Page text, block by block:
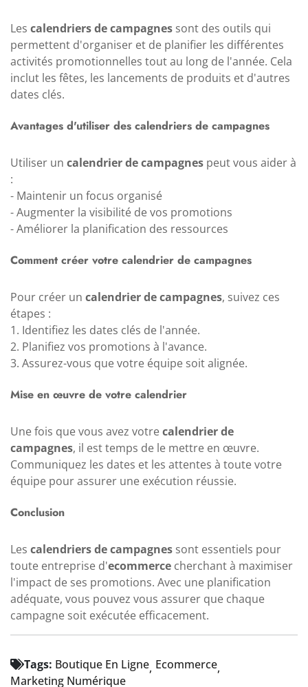
Les calendriers de campagnes sont des outils qui
permettent d'organiser et de planifier les différentes
activités promotionnelles tout au long de l'année. Cela
inclut les fêtes, les lancements de produits et d'autres
dates clés.
Avantages d'utiliser des calendriers de campagnes
Utiliser un calendrier de campagnes peut vous aider à
:
- Maintenir un focus organisé
- Augmenter la visibilité de vos promotions
- Améliorer la planification des ressources
Comment créer votre calendrier de campagnes
Pour créer un calendrier de campagnes, suivez ces
étapes :
1. Identifiez les dates clés de l'année.
2. Planifiez vos promotions à l'avance.
3. Assurez-vous que votre équipe soit alignée.
Mise en œuvre de votre calendrier
Une fois que vous avez votrecalendrier de
campagnes, il est temps de le mettre en œuvre.
Communiquez les dates et les attentes à toute votre
équipe pour assurer une exécution réussie.
Conclusion
Les calendriers de campagnes sont essentiels pour
toute entreprise d'ecommerce cherchant à maximiser
l'impact de ses promotions. Avec une planification
adéquate, vous pouvez vous assurer que chaque
campagne soit exécutée efficacement.
Tags: Boutique En Ligne Ecommerce
Marketing Numérique